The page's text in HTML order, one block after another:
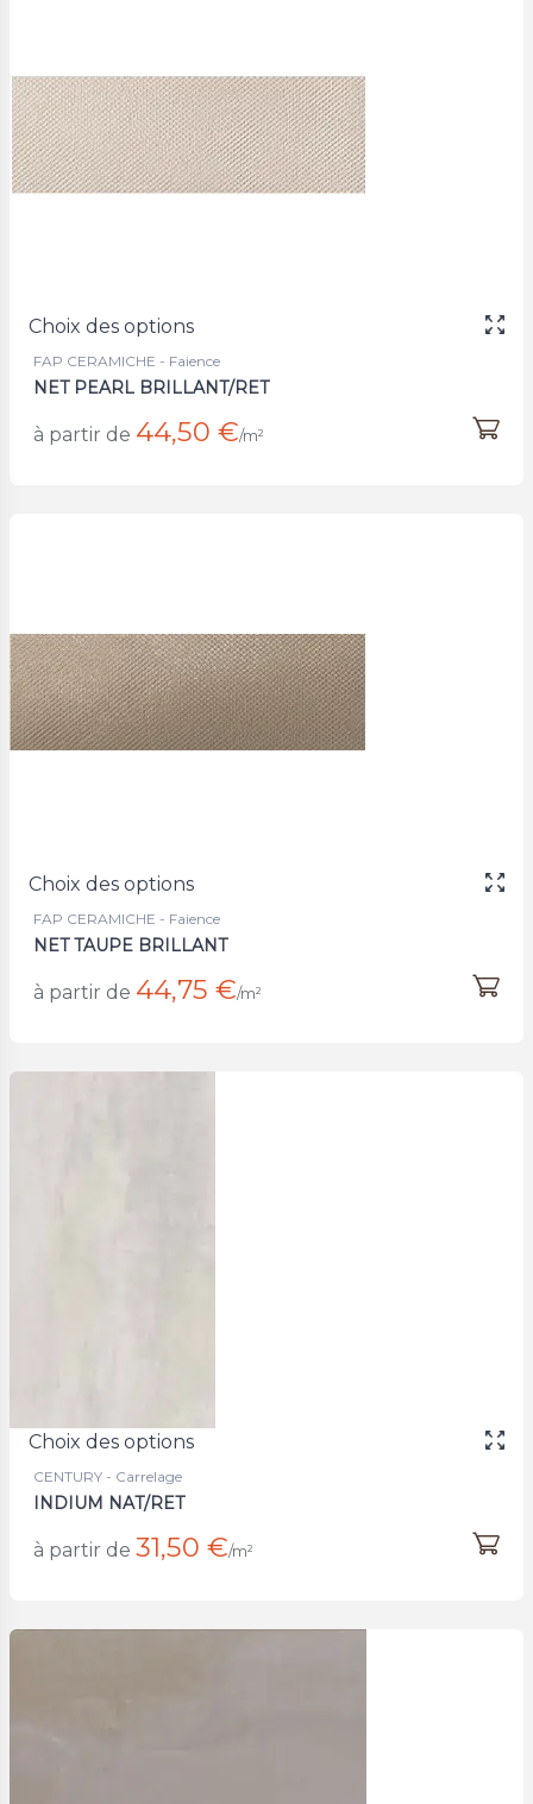
Choix des options
FAP CERAMICHE - Faience
NET PEARL BRILLANT/RET
à partir de 44,50 €/m²
Choix des options
FAP CERAMICHE - Faience
NET TAUPE BRILLANT
à partir de 44,75 €/m²
Choix des options
CENTURY - Carrelage
INDIUM NAT/RET
à partir de 31,50 €/m²